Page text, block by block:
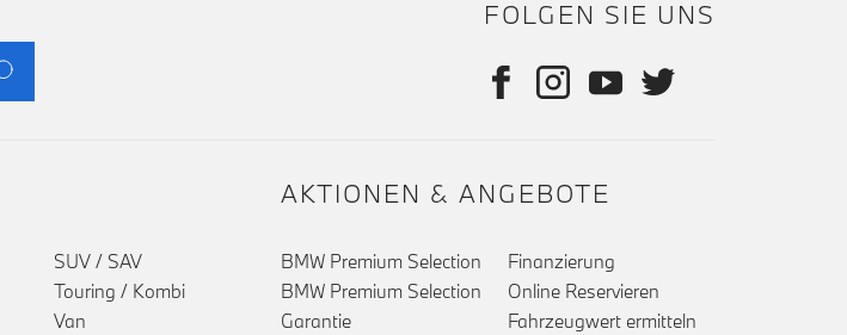
FOLGEN SIE UNS
SUV / SAV
Touring / Kombi
Van
AKTIONEN & ANGEBOTE
BMW Premium Selection
BMW Premium Selection
Garantie
Finanzierung
Online Reservieren
Fahrzeugwert ermitteln